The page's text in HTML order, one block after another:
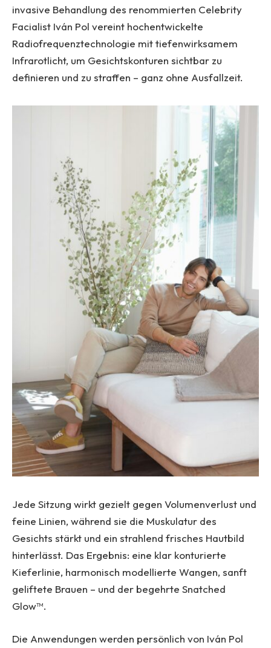
invasive Behandlung des renommierten Celebrity
Facialist Iván Pol vereint hochentwickelte
Radiofrequenztechnologie mit tiefenwirksamem
Infrarotlicht, um Gesichtskonturen sichtbar zu
definieren und zu straffen – ganz ohne Ausfallzeit.
Jede Sitzung wirkt gezielt gegen Volumenverlust und
feine Linien, während sie die Muskulatur des
Gesichts stärkt und ein strahlend frisches Hautbild
hinterlässt. Das Ergebnis: eine klar konturierte
Kieferlinie, harmonisch modellierte Wangen, sanft
geliftete Brauen – und der begehrte Snatched
Glow™.
Die Anwendungen werden persönlich von Iván Pol